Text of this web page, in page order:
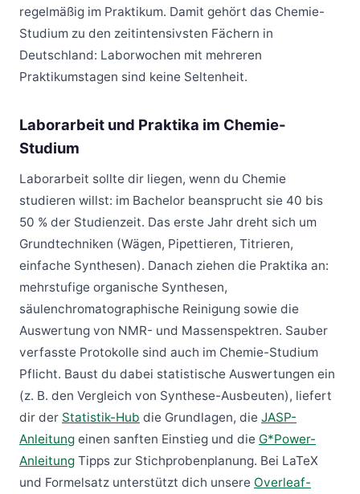
regelmäßig im Praktikum. Damit gehört das Chemie-
Studium zu den zeitintensivsten Fächern in
Deutschland: Laborwochen mit mehreren
Praktikumstagen sind keine Seltenheit.
Laborarbeit und Praktika im Chemie-
Studium
Laborarbeit sollte dir liegen, wenn du Chemie
studieren willst: im Bachelor beansprucht sie 40 bis
50 % der Studienzeit. Das erste Jahr dreht sich um
Grundtechniken (Wägen, Pipettieren, Titrieren,
einfache Synthesen). Danach ziehen die Praktika an:
mehrstufige organische Synthesen,
säulenchromatographische Reinigung sowie die
Auswertung von NMR- und Massenspektren. Sauber
verfasste Protokolle sind auch im Chemie-Studium
Pflicht. Baust du dabei statistische Auswertungen ein
(z. B. den Vergleich von Synthese-Ausbeuten), liefert
dir der Statistik-Hub die Grundlagen, die JASP-
Anleitung einen sanften Einstieg und die G*Power-
Anleitung Tipps zur Stichprobenplanung. Bei LaTeX
und Formelsatz unterstützt dich unsere Overleaf-